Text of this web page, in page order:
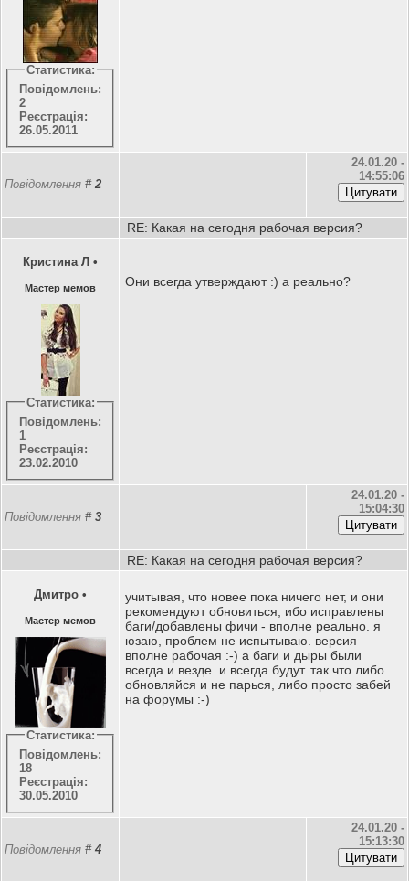
Статистика:
Повідомлень:
2
Реєстрація:
26.05.2011
Повідомлення # 2
24.01.20 -
14:55:06
RE: Какая на сегодня рабочая версия?
Кристина Л •
Мастер мемов
Статистика:
Повідомлень:
1
Реєстрація:
23.02.2010
Они всегда утверждают :) а реально?
Повідомлення # 3
24.01.20 -
15:04:30
RE: Какая на сегодня рабочая версия?
Дмитро •
Мастер мемов
Статистика:
Повідомлень:
18
Реєстрація:
30.05.2010
учитывая, что новее пока ничего нет, и они
рекомендуют обновиться, ибо исправлены
баги/добавлены фичи - вполне реально. я
юзаю, проблем не испытываю. версия
вполне рабочая :-) а баги и дыры были
всегда и везде. и всегда будут. так что либо
обновляйся и не парься, либо просто забей
на форумы :-)
Повідомлення # 4
24.01.20 -
15:13:30